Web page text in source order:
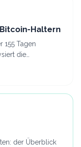
Haltern
155 Tagen
die
und einem
der Überblick